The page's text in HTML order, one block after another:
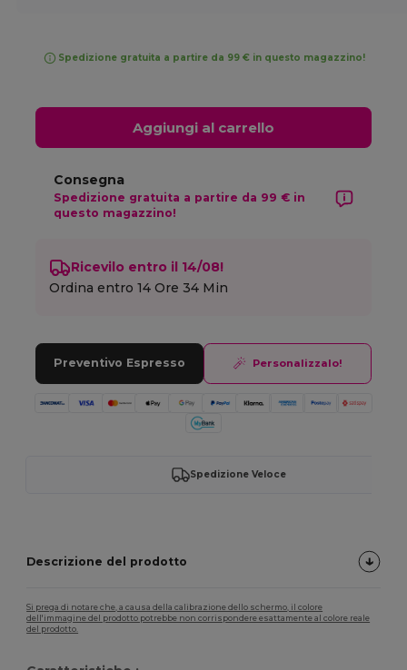
Spedizione gratuita a partire da 99 € in questo magazzino!
Aggiungi al carrello
Consegna
Spedizione gratuita a partire da 99 € in
questo magazzino!
Ricevilo entro il 14/08!
Ordina entro14 Ore 34 Min
Preventivo Espresso Personalizzalo!
Spedizione Veloce
Descrizione del prodotto
Si prega di notare che, a causa della calibrazione dello schermo, il colore
dell'immagine del prodotto potrebbe non corrispondere esattamente al colore reale
del prodotto.